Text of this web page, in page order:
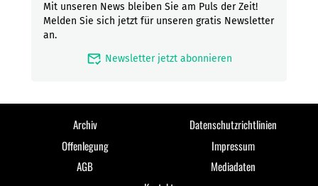
Mit unseren News bleiben Sie am Puls der Zeit!
Melden Sie sich jetzt für unseren gratis Newsletter
an.
mark_email_read Newsletter jetzt abonnieren
Archiv
Datenschutzrichtlinien
Offenlegung
Impressum
AGB
Mediadaten